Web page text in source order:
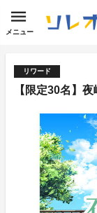
メニュー
リワード
【限定30名】